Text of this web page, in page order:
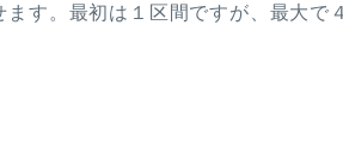
す。最初は１区間ですが、最大で